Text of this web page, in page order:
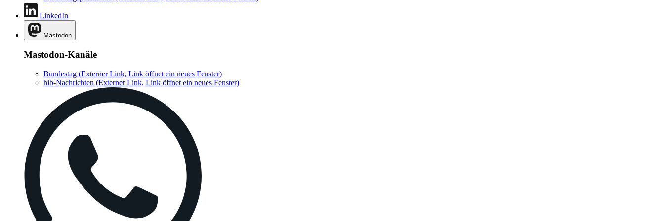
LinkedIn
Mastodon
Mastodon-Kanäle
Bundestag (Externer Link, Link öffnet ein neues Fenster)
hib-Nachrichten (Externer Link, Link öffnet ein neues Fenster)